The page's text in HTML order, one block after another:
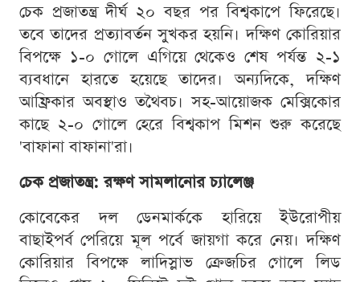
চেক প্রজাতন্ত্র দীর্ঘ ২০ বছর পর বিশ্বকাপে ফিরেছে।
তবে তাদের প্রত্যাবর্তন সুখকর হয়নি। দক্ষিণ কোরিয়ার
বিপক্ষে ১-০ গোলে এগিয়ে থেকেও শেষ পর্যন্ত ২-১
ব্যবধানে হারতে হয়েছে তাদের। অন্যদিকে, দক্ষিণ
আফ্রিকার অবস্থাও তথৈবচ। সহ-আয়োজক মেক্সিকোর
কাছে ২-০ গোলে হেরে বিশ্বকাপ মিশন শুরু করেছে
'বাফানা বাফানা'রা।
চেক প্রজাতন্ত্র: রক্ষণ সামলানোর চ্যালেঞ্জ
কোবেকের দল ডেনমার্ককে হারিয়ে ইউরোপীয়
বাছাইপর্ব পেরিয়ে মূল পর্বে জায়গা করে নেয়। দক্ষিণ
কোরিয়ার বিপক্ষে লাদিস্লাভ ক্রেজচির গোলে লিড